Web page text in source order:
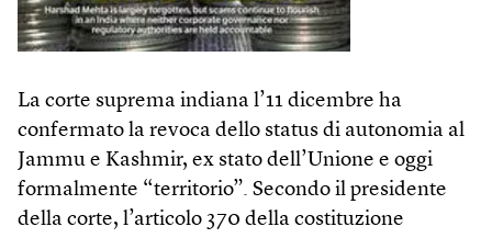
La corte suprema indiana l’11 dicembre ha
confermato la revoca dello status di autonomia al
Jammu e Kashmir, ex stato dell’Unione e oggi
formalmente “territorio”. Secondo il presidente
della corte, l’articolo 370 della costituzione